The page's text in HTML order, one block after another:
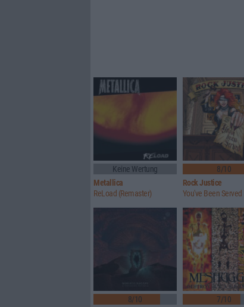
Keine Wertung
Metallica
ReLoad (Remaster)
8/10
Rock Justice
You've Been Served
8/10
7/10